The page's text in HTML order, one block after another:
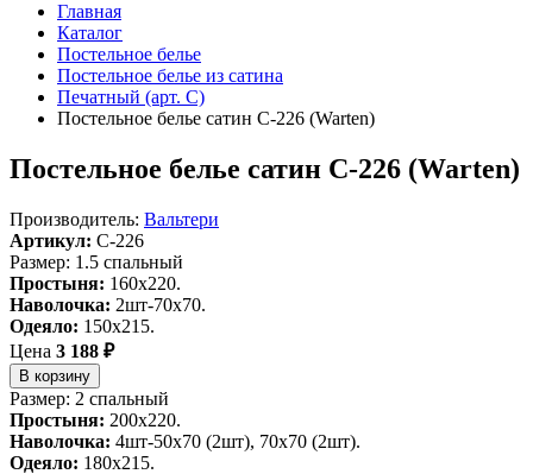
Главная
Каталог
Постельное белье
Постельное белье из сатина
Печатный (арт. С)
Постельное белье сатин С-226 (Warten)
Постельное белье сатин С-226 (Warten)
Производитель: Вальтери
Артикул: C-226
Размер: 1.5 спальный
Простыня: 160х220.
Наволочка: 2шт-70х70.
Одеяло: 150х215.
Цена 3 188 ₽
В корзину
Размер: 2 спальный
Простыня: 200х220.
Наволочка: 4шт-50х70 (2шт), 70х70 (2шт).
Одеяло: 180х215.